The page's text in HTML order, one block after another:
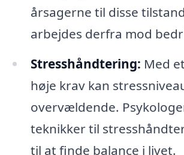
årsagerne til disse
arbejdes derfra mod
Stresshåndtering: Med
høje krav kan
overvældende.
teknikker til
til at finde balance i livet.